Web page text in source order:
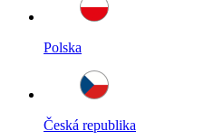
Polska
Česká republika